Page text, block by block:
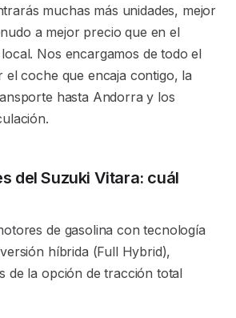
muchas más unidades, mejor
a mejor precio que en el
Nos encargamos de todo el
el coche que encaja contigo, la
hasta Andorra y los
del Suzuki Vitara: cuál
de gasolina con tecnología
híbrida (Full Hybrid),
de la opción de tracción total